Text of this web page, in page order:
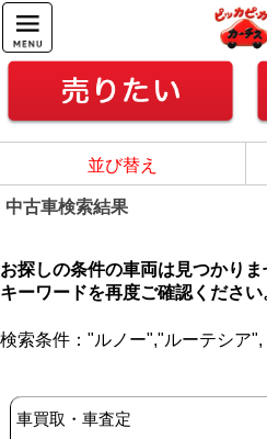
並び替え
中古車検索結果
お探しの条件の車両は見つかりま
キーワードを再度ご確認ください
検索条件： "ルノー","ルーテシア",
車買取・車査定